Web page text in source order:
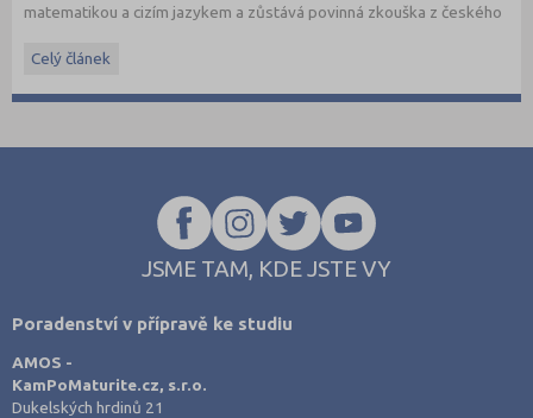
matematikou a cizím jazykem a zůstává povinná zkouška z českého
informacemi.
Celý článek
JSME TAM, KDE JSTE VY
Poradenství v přípravě ke studiu
AMOS -
KamPoMaturite.cz, s.r.o.
Dukelských hrdinů 21